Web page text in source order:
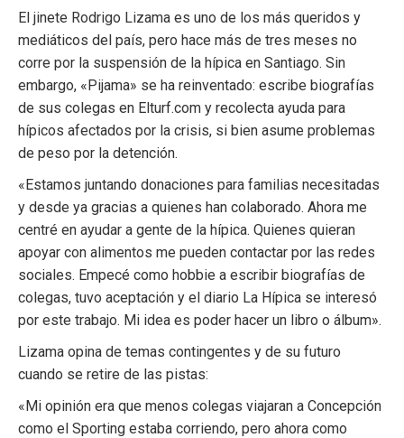
El jinete Rodrigo Lizama es uno de los más queridos y
mediáticos del país, pero hace más de tres meses no
corre por la suspensión de la hípica en Santiago. Sin
embargo, «Pijama» se ha reinventado: escribe biografías
de sus colegas en Elturf.com y recolecta ayuda para
hípicos afectados por la crisis, si bien asume problemas
de peso por la detención.
«Estamos juntando donaciones para familias necesitadas
y desde ya gracias a quienes han colaborado. Ahora me
centré en ayudar a gente de la hípica. Quienes quieran
apoyar con alimentos me pueden contactar por las redes
sociales. Empecé como hobbie a escribir biografías de
colegas, tuvo aceptación y el diario La Hípica se interesó
por este trabajo. Mi idea es poder hacer un libro o álbum».
Lizama opina de temas contingentes y de su futuro
cuando se retire de las pistas:
«Mi opinión era que menos colegas viajaran a Concepción
como el Sporting estaba corriendo, pero ahora como